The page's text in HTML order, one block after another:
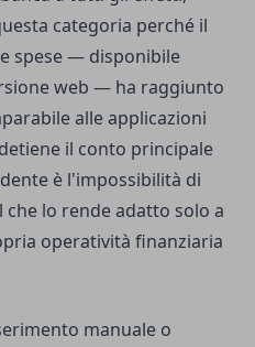
categoria perché il
spese — disponibile
web — ha raggiunto
alle applicazioni
il conto principale
è l'impossibilità di
lo rende adatto solo a
operatività finanziaria
manuale o